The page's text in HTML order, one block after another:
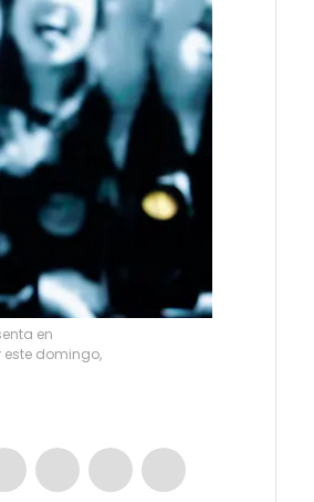
en
este domingo,